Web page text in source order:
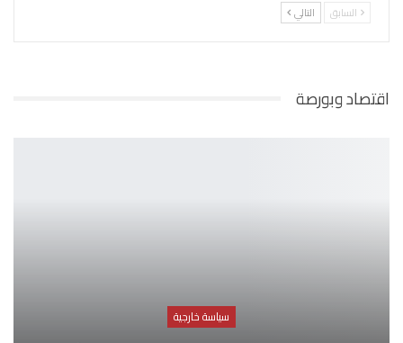
السابق التالي
اقتصاد وبورصة
سياسة خارجية